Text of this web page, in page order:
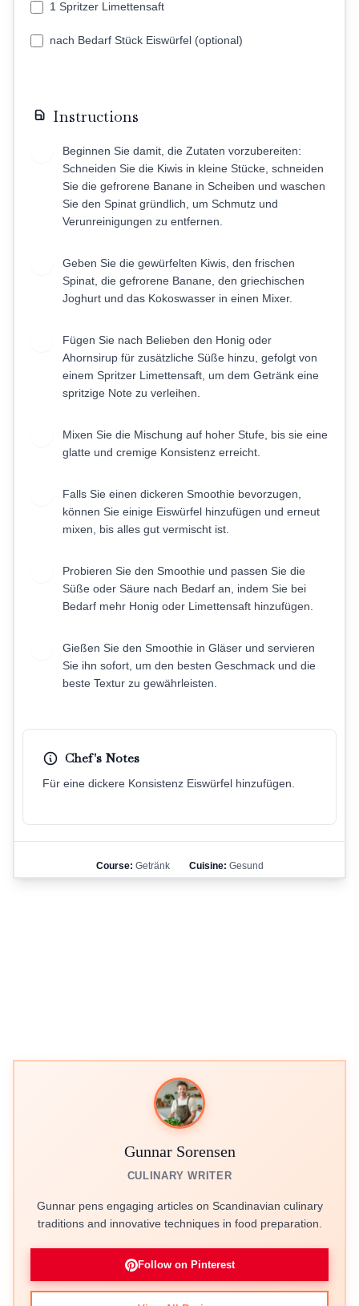
1 Spritzer Limettensaft
nach Bedarf Stück Eiswürfel (optional)
Instructions
Beginnen Sie damit, die Zutaten vorzubereiten:
Schneiden Sie die Kiwis in kleine Stücke, schneiden
Sie die gefrorene Banane in Scheiben und waschen
Sie den Spinat gründlich, um Schmutz und
Verunreinigungen zu entfernen.
Geben Sie die gewürfelten Kiwis, den frischen
Spinat, die gefrorene Banane, den griechischen
Joghurt und das Kokoswasser in einen Mixer.
Fügen Sie nach Belieben den Honig oder
Ahornsirup für zusätzliche Süße hinzu, gefolgt von
einem Spritzer Limettensaft, um dem Getränk eine
spritzige Note zu verleihen.
Mixen Sie die Mischung auf hoher Stufe, bis sie eine
glatte und cremige Konsistenz erreicht.
Falls Sie einen dickeren Smoothie bevorzugen,
können Sie einige Eiswürfel hinzufügen und erneut
mixen, bis alles gut vermischt ist.
Probieren Sie den Smoothie und passen Sie die
Süße oder Säure nach Bedarf an, indem Sie bei
Bedarf mehr Honig oder Limettensaft hinzufügen.
Gießen Sie den Smoothie in Gläser und servieren
Sie ihn sofort, um den besten Geschmack und die
beste Textur zu gewährleisten.
Chef's Notes
Für eine dickere Konsistenz Eiswürfel hinzufügen.
Course: Getränk Cuisine: Gesund
Gunnar Sorensen
CULINARY WRITER
Gunnar pens engaging articles on Scandinavian culinary
traditions and innovative techniques in food preparation.
Follow on Pinterest